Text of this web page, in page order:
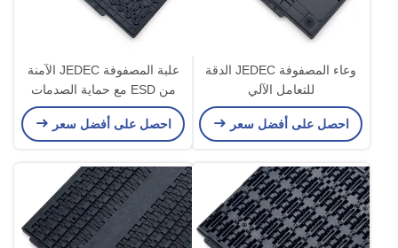
وعاء المصفوفة JEDEC الدقة
للتعامل الآلي
احصل على أفضل سعر
علبة المصفوفة JEDEC الآمنة
من ESD مع حماية الصدمات
وتصميم قابلة لإعادة الاستخدام
لمكونات IC
احصل على أفضل سعر